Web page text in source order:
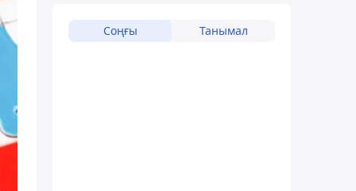
Соңғы Танымал